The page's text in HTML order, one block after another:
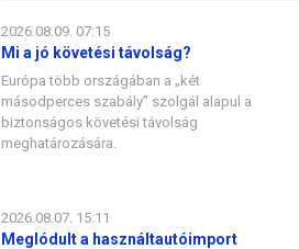
2026.08.09. 07:15
Mi a jó követési távolság?
Európa több országában a „két
másodperces szabály” szolgál alapul a
biztonságos követési távolság
meghatározására.
2026.08.07. 15:11
Meglódult a használtautóimport